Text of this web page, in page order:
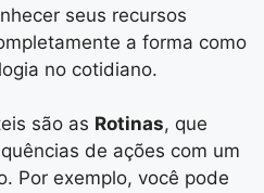
seus recursos
a forma como
no cotidiano.
são as Rotinas, que
de ações com um
Por exemplo, você pode